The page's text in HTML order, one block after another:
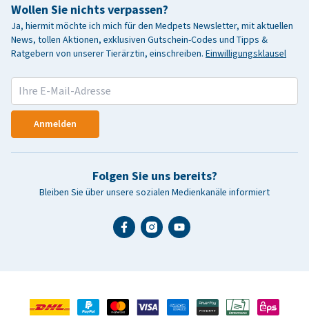
Wollen Sie nichts verpassen?
Ja, hiermit möchte ich mich für den Medpets Newsletter, mit aktuellen
News, tollen Aktionen, exklusiven Gutschein-Codes und Tipps &
Ratgebern von unserer Tierärztin, einschreiben. Einwilligungsklausel
Anmelden
Folgen Sie uns bereits?
Bleiben Sie über unsere sozialen Medienkanäle informiert